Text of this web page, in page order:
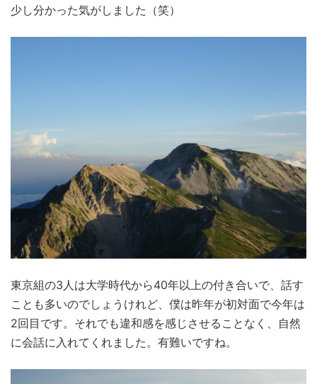
少し分かった気がしました（笑）
東京組の3人は大学時代から40年以上の付き合いで、話す
ことも多いのでしょうけれど、僕は昨年が初対面で今年は
2回目です。それでも違和感を感じさせることなく、自然
に会話に入れてくれました。有難いですね。